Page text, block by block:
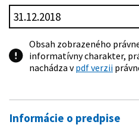
Obsah zobrazeného
informatívny charakter,
nachádza vpdf verzii
Informácie o predpise